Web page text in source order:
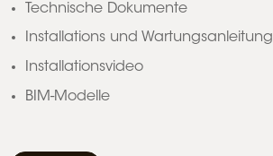
Technische Dokumente
Installations und Wartungsanleitung
Installationsvideo
BIM-Modelle